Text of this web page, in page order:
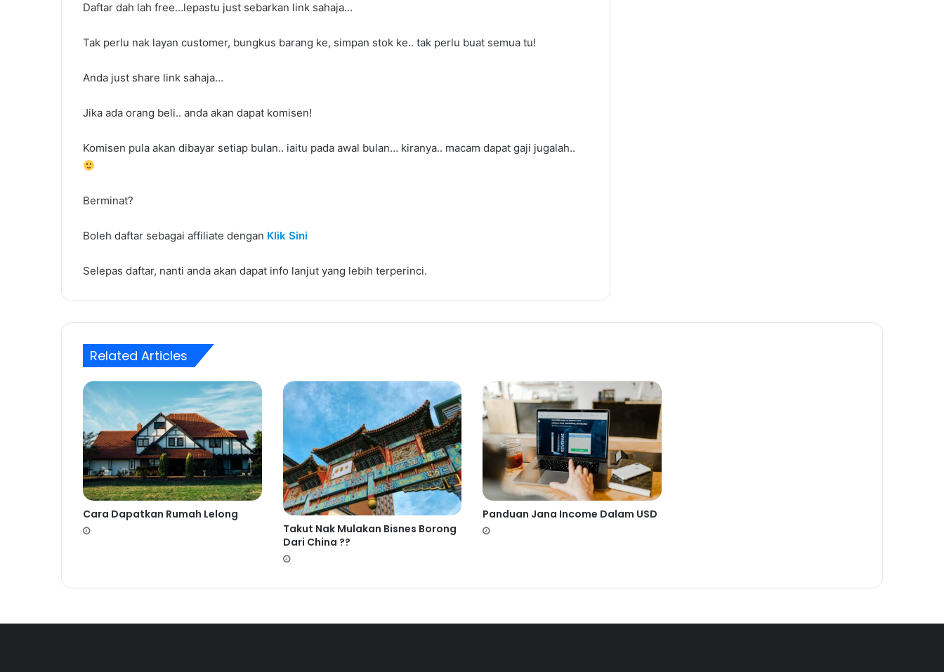
Daftar dah lah free…lepastu just sebarkan link sahaja…
Tak perlu nak layan customer, bungkus barang ke, simpan stok ke.. tak perlu buat semua tu!
Anda just share link sahaja…
Jika ada orang beli.. anda akan dapat komisen!
Komisen pula akan dibayar setiap bulan.. iaitu pada awal bulan… kiranya.. macam dapat gaji jugalah..
Berminat?
Boleh daftar sebagai affiliate dengan Klik Sini
Selepas daftar, nanti anda akan dapat info lanjut yang lebih terperinci.
Related Articles
Cara Dapatkan Rumah Lelong
Takut Nak Mulakan Bisnes Borong
Dari China ??
Panduan Jana Income Dalam USD